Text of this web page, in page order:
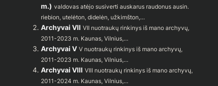
m.) valdovas atėjo susiverti auskarus raudonus ausin.
riebion, utelėton, didelėn, užkimšton,…
Archyvai VII VII nuotraukų rinkinys iš mano archyvų,
2011-2023 m. Kaunas, Vilnius,…
Archyvai V V nuotraukų rinkinys iš mano archyvų,
2011-2023 m. Kaunas, Vilnius,…
Archyvai VIII VIII nuotraukų rinkinys iš mano archyvų,
2011-2024 m. Kaunas, Vilnius,…